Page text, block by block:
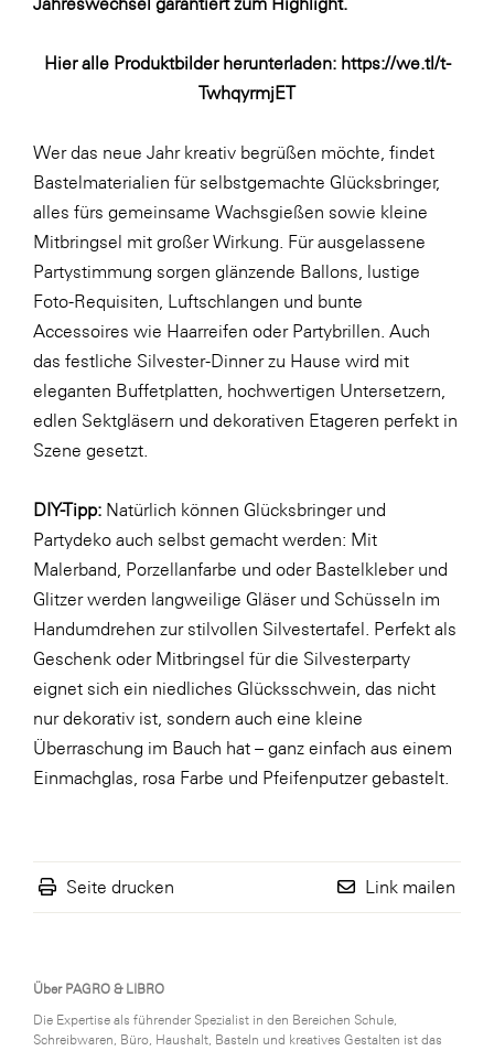
FV Energierohstoff & Kraftstoff
Gardena
Gas Connect Austria
Bauvereinigungen
Getzner Werkstoffe
Heimat Österreich
ikp
Johnson & Johnson
JELD-WEN DANA
kosaplaner
LAT Nitrogen
Lidl Österreich
Die Menü-Manufaktur
MTH Retail Group
OMV
OptimaMed
PAGRO
PHH Rechtsanwält:innen
Primark
sebamed
SKINUANCE®
Somfy
Hier alle Produktbilder herunterladen: https://we.tl/t-
TwhqyrmjET
Wer das neue Jahr kreativ begrüßen möchte, findet
Bastelmaterialien für selbstgemachte Glücksbringer,
alles fürs gemeinsame Wachsgießen sowie kleine
Mitbringsel mit großer Wirkung. Für ausgelassene
Partystimmung sorgen glänzende Ballons, lustige
Foto-Requisiten, Luftschlangen und bunte
Accessoires wie Haarreifen oder Partybrillen. Auch
das festliche Silvester-Dinner zu Hause wird mit
eleganten Buffetplatten, hochwertigen Untersetzern,
edlen Sektgläsern und dekorativen Etageren perfekt in
Szene gesetzt.
DIY-Tipp: Natürlich können Glücksbringer und
Partydeko auch selbst gemacht werden: Mit
Malerband, Porzellanfarbe und oder Bastelkleber und
Glitzer werden langweilige Gläser und Schüsseln im
Handumdrehen zur stilvollen Silvestertafel . Perfekt als
Geschenk oder Mitbringsel für die Silvesterparty
eignet sich ein niedliches Glücksschwein , das nicht
nur dekorativ ist, sondern auch eine kleine
Überraschung im Bauch hat – ganz einfach aus einem
Einmachglas, rosa Farbe und Pfeifenputzer gebastelt.
Seite drucken Link mailen
Über PAGRO & LIBRO
Die Expertise als führender Spezialist in den Bereichen Schule,
Schreibwaren, Büro, Haushalt, Basteln und kreatives Gestalten ist das